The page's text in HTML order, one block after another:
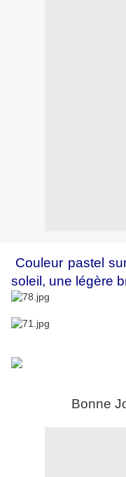
Couleur pastel
soleil, une légère
Bonne